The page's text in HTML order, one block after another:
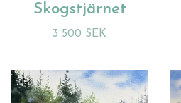
Skogstjärnet
3 500 SEK